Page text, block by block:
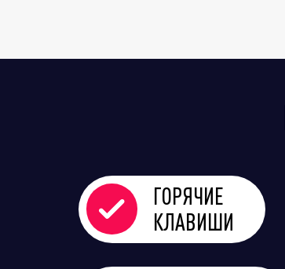
ГОРЯЧИЕ
КЛАВИШИ